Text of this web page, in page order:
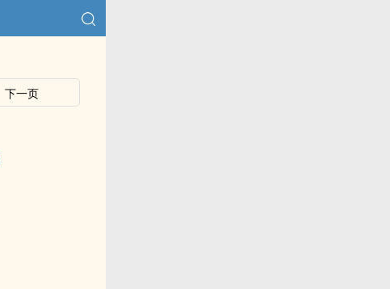
下一页